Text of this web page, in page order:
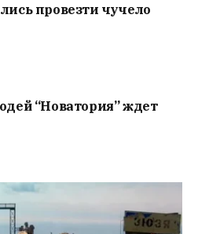
провезти чучело
“Новатория” ждет